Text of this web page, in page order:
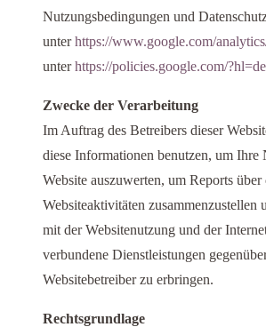
Nutzungsbedingungen und
unterhttps://www.google.com/
unterhttps://policies.google.com/?hl=de
Zwecke der Verarbeitung
Im Auftrag des Betreibers dieser
diese Informationen benutzen, um Ihre
Website auszuwerten, um Reports über
Websiteaktivitäten zusammenzustellen
mit der Websitenutzung und der
verbundene Dienstleistungen
Websitebetreiber zu erbringen.
Rechtsgrundlage